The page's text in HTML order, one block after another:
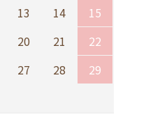
13 14
15
20 21
22
27 28
29